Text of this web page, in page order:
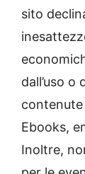
sito
dall’uso
Ebooks,
Inoltre,